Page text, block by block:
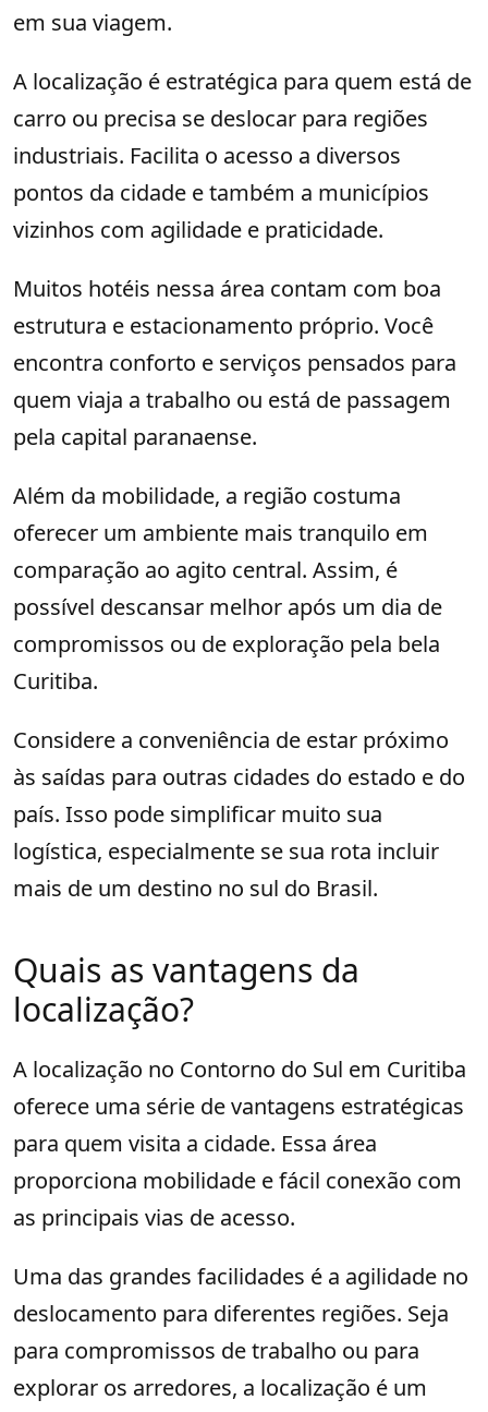
em sua viagem.
A localização é estratégica para quem está de
carro ou precisa se deslocar para regiões
industriais. Facilita o acesso a diversos
pontos da cidade e também a municípios
vizinhos com agilidade e praticidade.
Muitos hotéis nessa área contam com boa
estrutura e estacionamento próprio. Você
encontra conforto e serviços pensados para
quem viaja a trabalho ou está de passagem
pela capital paranaense.
Além da mobilidade, a região costuma
oferecer um ambiente mais tranquilo em
comparação ao agito central. Assim, é
possível descansar melhor após um dia de
compromissos ou de exploração pela bela
Curitiba.
Considere a conveniência de estar próximo
às saídas para outras cidades do estado e do
país. Isso pode simplificar muito sua
logística, especialmente se sua rota incluir
mais de um destino no sul do Brasil.
Quais as vantagens da
localização?
A localização no Contorno do Sul em Curitiba
oferece uma série de vantagens estratégicas
para quem visita a cidade. Essa área
proporciona mobilidade e fácil conexão com
as principais vias de acesso.
Uma das grandes facilidades é a agilidade no
deslocamento para diferentes regiões. Seja
para compromissos de trabalho ou para
explorar os arredores, a localização é um